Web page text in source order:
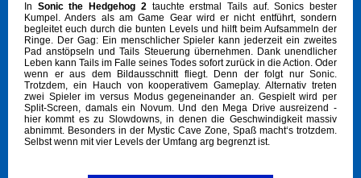
In Sonic the Hedgehog 2tauchte erstmal Tails auf. Sonics bester
Kumpel. Anders als am Game Gear wird er nicht entführt, sondern
begleitet euch durch die bunten Levels und hilft beim Aufsammeln der
Ringe. Der Gag: Ein menschlicher Spieler kann jederzeit ein zweites
Pad anstöpseln und Tails Steuerung übernehmen. Dank unendlicher
Leben kann Tails im Falle seines Todes sofort zurück in die Action. Oder
wenn er aus dem Bildausschnitt fliegt. Denn der folgt nur Sonic.
Trotzdem, ein Hauch von kooperativem Gameplay. Alternativ treten
zwei Spieler im versus Modus gegeneinander an. Gespielt wird per
Split-Screen, damals ein Novum. Und den Mega Drive ausreizend -
hier kommt es zu Slowdowns, in denen die Geschwindigkeit massiv
abnimmt. Besonders in der Mystic Cave Zone, Spaß macht‘s trotzdem.
Selbst wenn mit vier Levels der Umfang arg begrenzt ist.